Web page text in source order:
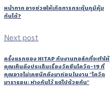
หน้ากาก อาจช่วยให้เกิดการกระตุ้นภูมิคุ้ม
กันได้?
Next post
ครั้งแรกของ HITAP กับงานทอล์กที่จะทำให้
คุณเห็นถึงประเด็นเรื่องวัคซีนโควิด-19 ที่
คุณอาจไม่เคยนึกถึงมาก่อน ในงาน “โควิด
มาราธอน: ห่างกันไว้ แต่ไปด้วยกัน”